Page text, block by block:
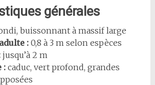
générales
buissonnant à massif large
:0,8 à 3 m selon espèces
jusqu’à 2 m
:caduc, vert profond, grandes